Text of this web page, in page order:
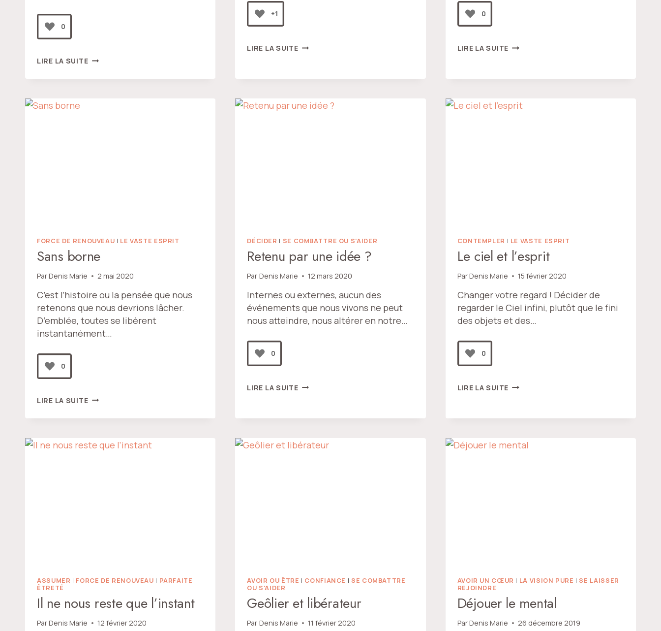
0
LIRE LA SUITEPAR-
L’IDÉE
+1
LIRE LA SUITELA
0
LIRE LA SUITE PAS
PAS
FORCE DE RENOUVEAU | LE VASTE ESPRIT
Sans borne
ParDenis Marie 2 mai 2020
C’est l’histoire ou la pensée que nous
retenons que nous devrions lâcher.
D’emblée, toutes se libèrent
instantanément…
0
LIRE LA SUITESANS
DÉCIDER | SE COMBATTRE OU S'AIDER
Retenu par une idée ?
Par Denis Marie 12 mars 2020
Internes ou externes, aucun des
événements que nous vivons ne peut
nous atteindre, nous altérer en notre…
0
LIRE LA SUITERETENU
IDÉE
CONTEMPLER | LE VASTE ESPRIT
Le ciel et l’esprit
ParDenis Marie 15 février 2020
Changer votre regard ! Décider de
regarder le Ciel infini, plutôt que le fini
des objets et des…
0
LIRE LA SUITE LE
L’ESPRIT
ASSUMER | FORCE DE RENOUVEAU | PARFAITE
ÊTRETÉ
Il ne nous reste que l’instant
ParDenis Marie 12 février 2020
AVOIR OU ÊTRE | CONFIANCE | SE COMBATTRE
OU S'AIDER
Geôlier et libérateur
Par Denis Marie 11 février 2020
AVOIR UN CŒUR | LA VISION PURE |SE LAISSER
REJOINDRE
Déjouer le mental
ParDenis Marie 26 décembre 2019